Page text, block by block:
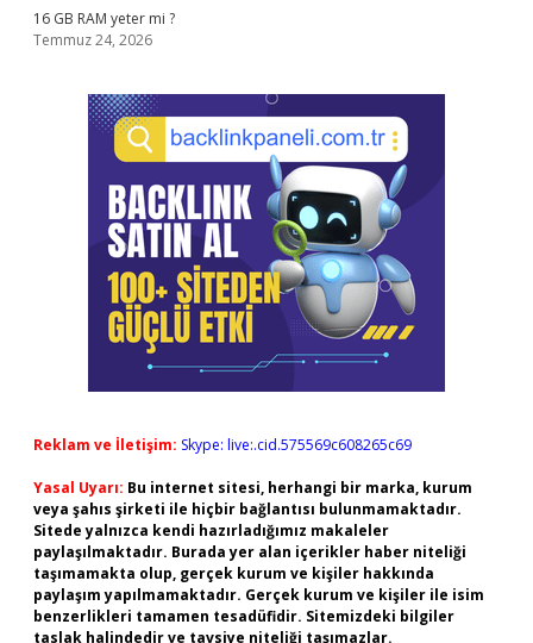
16 GB RAM yeter mi ?
Temmuz 24, 2026
Reklam ve İletişim: Skype: live:.cid.575569c608265c69
Yasal Uyarı: Bu internet sitesi, herhangi bir marka, kurum
veya şahıs şirketi ile hiçbir bağlantısı bulunmamaktadır.
Sitede yalnızca kendi hazırladığımız makaleler
paylaşılmaktadır. Burada yer alan içerikler haber niteliği
taşımamakta olup, gerçek kurum ve kişiler hakkında
paylaşım yapılmamaktadır. Gerçek kurum ve kişiler ile isim
benzerlikleri tamamen tesadüfidir. Sitemizdeki bilgiler
taslak halindedir ve tavsiye niteliği taşımazlar.